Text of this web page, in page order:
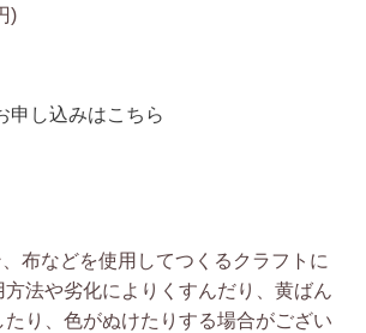
)
申し込みはこちら
布などを使用してつくるクラフトに
法や劣化によりくすんだり、黄ばん
り、色がぬけたりする場合がござい